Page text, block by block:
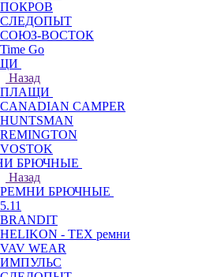
ПОКРОВ
СЛЕДОПЫТ
СОЮЗ-ВОСТОК
Time Go
Назад
ПЛАЩИ
CANADIAN CAMPER
HUNTSMAN
REMINGTON
VOSTOK
БРЮЧНЫЕ
Назад
РЕМНИ БРЮЧНЫЕ
5.11
BRANDIT
HELIKON - TEX ремни
VAV WEAR
ИМПУЛЬС